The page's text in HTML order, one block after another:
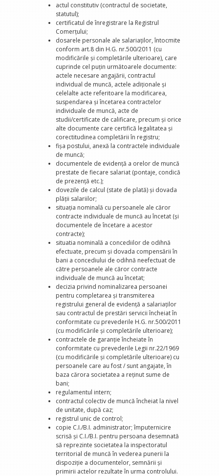
actul constitutiv (contractul de societate,
statutul);
certificatul de înregistrare la Registrul
Comerţului;
dosarele personale ale salariaţilor, întocmite
conform art.8 din H.G. nr.500/2011 (cu
modificările şi completările ulterioare), care
cuprinde cel puţin următoarele documente:
actele necesare angajării, contractul
individual de muncă, actele adiţionale şi
celelalte acte referitoare la modificarea,
suspendarea şi încetarea contractelor
individuale de muncă, acte de
studii/certificate de calificare, precum şi orice
alte documente care certifică legalitatea şi
corectitudinea completării în registru;
fişa postului, anexă la contractele individuale
de muncă;
documentele de evidenţă a orelor de muncă
prestate de fiecare salariat (pontaje, condică
de prezenţă etc.);
dovezile de calcul (state de plată) şi dovada
plăţii salariilor;
situaţia nominală cu persoanele ale căror
contracte individuale de muncă au încetat (şi
documentele de încetare a acestor
contracte);
situatia nominală a concediilor de odihnă
efectuate, precum şi dovada compensării în
bani a concediului de odihnă neefectuat de
către persoanele ale căror contracte
individuale de muncă au încetat;
decizia privind nominalizarea persoanei
pentru completarea şi transmiterea
registrului general de evidenţă a salariaţilor
sau contractul de prestări servicii încheiat în
conformitate cu prevederile H.G. nr.500/2011
(cu modificările şi completările ulterioare);
contractele de garanţie încheiate în
conformitate cu prevederile Legii nr.22/1969
(cu modificările şi completările ulterioare) cu
persoanele care au fost / sunt angajate, în
baza cărora societatea a reţinut sume de
bani;
regulamentul intern;
contractul colectiv de muncă încheiat la nivel
de unitate, după caz;
registrul unic de control;
copie C.I./B.I. administrator; împuternicire
scrisă şi C.I./B.I. pentru persoana desemnată
să reprezinte societatea la inspectoratul
territorial de muncă în vederea punerii la
dispoziţie a documentelor, semnării şi
primirii actelor rezultate în urma controlului.